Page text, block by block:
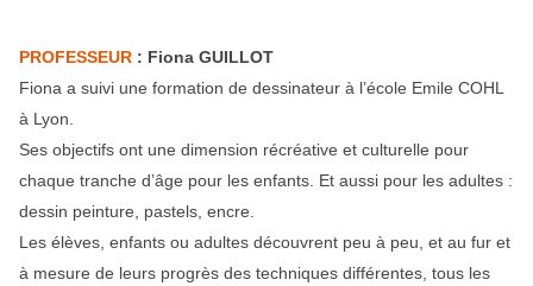
PROFESSEUR : Fiona GUILLOT
Fiona a suivi une formation de dessinateur à l’école Emile COHL
à Lyon.
Ses objectifs ont une dimension récréative et culturelle pour
chaque tranche d’âge pour les enfants. Et aussi pour les adultes :
dessin peinture, pastels, encre.
Les élèves, enfants ou adultes découvrent peu à peu, et au fur et
à mesure de leurs progrès des techniques différentes, tous les